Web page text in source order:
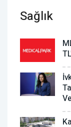
Sağlık